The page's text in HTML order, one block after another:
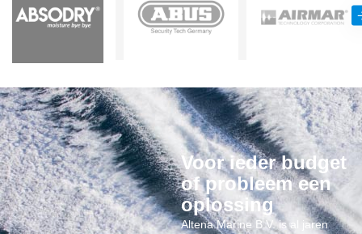
Voor ieder budget
of probleem een
oplossing
Altena Marine B.V. is al jaren